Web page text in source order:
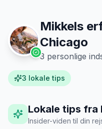
Mikkels
Chicago
3 personlige
3 lokale tips
Lokale tips fra
Insider-viden til din